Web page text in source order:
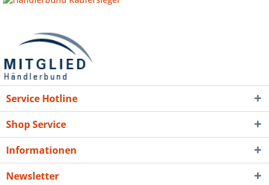
Service Hotline
Shop Service
Informationen
Newsletter